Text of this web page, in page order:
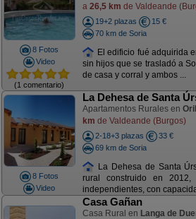
8 Fotos
Video
(1 comentario)
a 26,5 km de Valdeande
19+2 plazas
15 €
70 km de Soria
El edificio fué adquirida
sin hijos que se trasladó a
de casa y corral y ambos ...
8 Fotos
Video
La Dehesa de Santa
Apartamentos Rurales en
km de Valdeande (Burgos)
2-18+3 plazas
33 €
69 km de Soria
La Dehesa de Santa
rural construido en
independientes, con
Casa Gañan
Casa Rural en Langa de